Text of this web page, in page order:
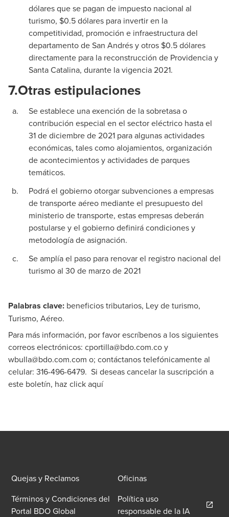
dólares que se pagan de impuesto nacional al
turismo, $0.5 dólares para invertir en la
competitividad, promoción e infraestructura del
departamento de San Andrés y otros $0.5 dólares
directamente para la reconstrucción de Providencia y
Santa Catalina, durante la vigencia 2021.
7.Otras estipulaciones
Se establece una exención de la sobretasa o
contribución especial en el sector eléctrico hasta el
31 de diciembre de 2021 para algunas actividades
económicas, tales como alojamientos, organización
de acontecimientos y actividades de parques
temáticos.
Podrá el gobierno otorgar subvenciones a empresas
de transporte aéreo mediante el presupuesto del
ministerio de transporte, estas empresas deberán
postularse y el gobierno definirá condiciones y
metodología de asignación.
Se amplía el paso para renovar el registro nacional del
turismo al 30 de marzo de 2021
Palabras clave: beneficios tributarios, Ley de turismo,
Turismo, Aéreo.
Para más información, por favor escríbenos a los siguientes
correos electrónicos: cportilla@bdo.com.coy
wbulla@bdo.com.com o; contáctanos telefónicamente al
celular: 316-496-6479. Si deseas cancelar la suscripción a
este boletín, haz click aquí
Quejas y Reclamos
Oficinas
Términos y Condiciones del
Portal BDO Global
Política uso
responsable de la IA Opens in